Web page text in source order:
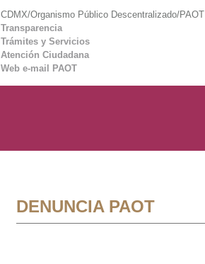
CDMX/Organismo Público Descentralizado/PAOT
Transparencia
Trámites y Servicios
Atención Ciudadana
Web e-mail PAOT
DENUNCIA PAOT